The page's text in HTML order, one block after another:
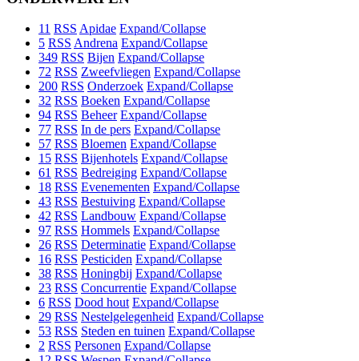
11 RSS Apidae Expand/Collapse
5 RSS Andrena Expand/Collapse
349 RSS Bijen Expand/Collapse
72 RSS Zweefvliegen Expand/Collapse
200 RSS Onderzoek Expand/Collapse
32 RSS Boeken Expand/Collapse
94 RSS Beheer Expand/Collapse
77 RSS In de pers Expand/Collapse
57 RSS Bloemen Expand/Collapse
15 RSS Bijenhotels Expand/Collapse
61 RSS Bedreiging Expand/Collapse
18 RSS Evenementen Expand/Collapse
43 RSS Bestuiving Expand/Collapse
42 RSS Landbouw Expand/Collapse
97 RSS Hommels Expand/Collapse
26 RSS Determinatie Expand/Collapse
16 RSS Pesticiden Expand/Collapse
38 RSS Honingbij Expand/Collapse
23 RSS Concurrentie Expand/Collapse
6 RSS Dood hout Expand/Collapse
29 RSS Nestelgelegenheid Expand/Collapse
53 RSS Steden en tuinen Expand/Collapse
2 RSS Personen Expand/Collapse